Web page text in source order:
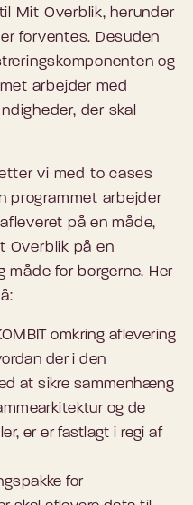
Mit Overblik, herunder
forventes. Desuden
og
arbejder med
der skal
vi med to cases
programmet arbejder
på en måde,
Overblik på en
måde for borgerne. Her
omkring aflevering
der i den
at sikre sammenhæng
og de
er er fastlagt i regi af
for